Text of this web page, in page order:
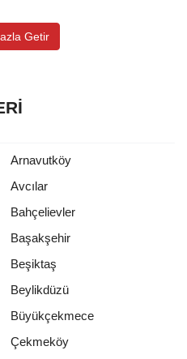
Getir
Arnavutköy
Avcılar
Bahçelievler
Başakşehir
Beşiktaş
Beylikdüzü
Büyükçekmece
Çekmeköy